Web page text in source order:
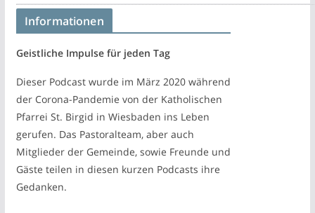
Informationen
Geistliche Impulse für jeden Tag
Dieser Podcast wurde im März 2020 während
der Corona-Pandemie von der Katholischen
Pfarrei St. Birgid in Wiesbaden ins Leben
gerufen. Das Pastoralteam, aber auch
Mitglieder der Gemeinde, sowie Freunde und
Gäste teilen in diesen kurzen Podcasts ihre
Gedanken.